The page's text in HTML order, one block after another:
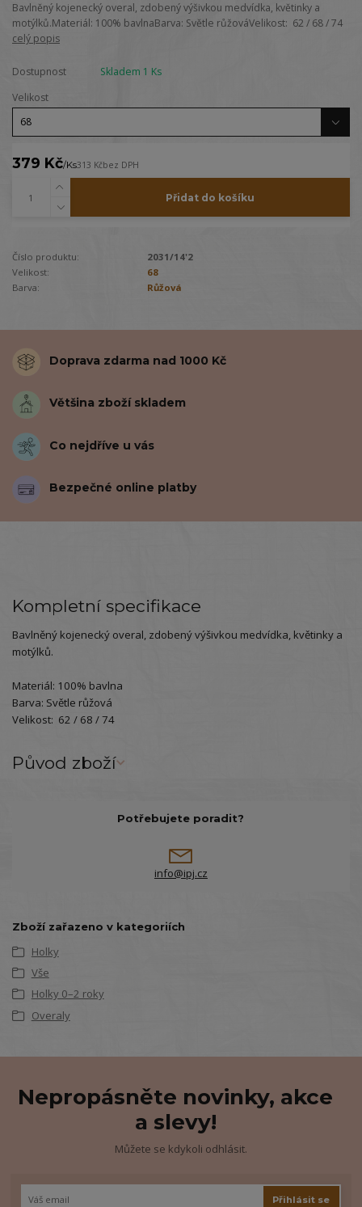
Bavlněný kojenecký overal, zdobený výšivkou medvídka, květinky a
motýlků.Materiál: 100% bavlnaBarva: Světle růžováVelikost: 62 / 68 / 74
celý popis
Dostupnost
Skladem 1 Ks
Velikost
379 Kč/Ks313 Kčbez DPH
Přidat do košíku
Číslo produktu:
2031/14'2
Velikost:
68
Barva:
Růžová
Doprava zdarma nad 1000 Kč
Většina zboží skladem
Co nejdříve u vás
Bezpečné online platby
Kompletní specifikace
Bavlněný kojenecký overal, zdobený výšivkou medvídka, květinky a
motýlků.
Materiál: 100% bavlna
Barva: Světle růžová
Velikost: 62 / 68 / 74
Původ zboží
Potřebujete poradit?
info@ipj.cz
Zboží zařazeno v kategoriích
Holky
Vše
Holky 0–2 roky
Overaly
Nepropásněte novinky, akce
a slevy!
Můžete se kdykoli odhlásit.
Přihlásit se